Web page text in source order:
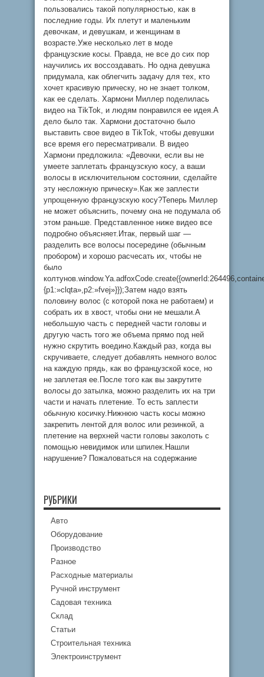
пользовались такой популярностью, как в
последние годы. Их плетут и маленьким
девочкам, и девушкам, и женщинам в
возрасте.Уже несколько лет в моде
французские косы. Правда, не все до сих пор
научились их воссоздавать. Но одна девушка
придумала, как облегчить задачу для тех, кто
хочет красивую прическу, но не знает толком,
как ее сделать. Хармони Миллер поделилась
видео на TikTok, и людям понравился ее идея.А
дело было так. Хармони достаточно было
выставить свое видео в TikTok, чтобы девушки
все время его пересматривали. В видео
Хармони предложила: «Девочки, если вы не
умеете заплетать французскую косу, а ваши
волосы в исключительном состоянии, сделайте
эту несложную прическу».Как же заплести
упрощенную французскую косу?Теперь Миллер
не может объяснить, почему она не подумала об
этом раньше. Представленное ниже видео все
подробно объясняет.Итак, первый шаг —
разделить все волосы посередине (обычным
пробором) и хорошо расчесать их, чтобы не
было
{p1:»clqta»,p2:»fvej»}});Затем надо взять
половину волос (с которой пока не работаем) и
собрать их в хвост, чтобы они не мешали.А
небольшую часть с передней части головы и
другую часть того же объема прямо под ней
нужно скрутить воедино.Каждый раз, когда вы
скручиваете, следует добавлять немного волос
на каждую прядь, как во французской косе, но
не заплетая ее.После того как вы закрутите
волосы до затылка, можно разделить их на три
части и начать плетение. То есть заплести
обычную косичку.Нижнюю часть косы можно
закрепить лентой для волос или резинкой, а
плетение на верхней части головы заколоть с
помощью невидимок или шпилек.Нашли
нарушение? Пожаловаться на содержание
РУБРИКИ
Авто
Оборудование
Производство
Разное
Расходные материалы
Ручной инструмент
Садовая техника
Склад
Статьи
Строительная техника
Электроинструмент